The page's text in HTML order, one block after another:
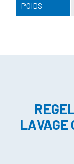
POIDS
LAVAGE